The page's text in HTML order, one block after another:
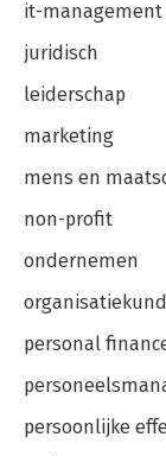
it-
juridisch
leiderschap
marketing
mens en
non-profit
ondernemen
personal
persoonlijke